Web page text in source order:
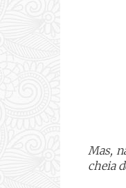
Mas,
cheia